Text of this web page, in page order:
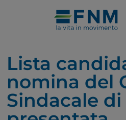
Lista
nomina del
Sindacale di